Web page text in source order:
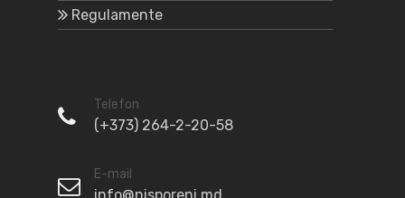
Regulamente
Telefon
(+373) 264-2-20-58
E-mail